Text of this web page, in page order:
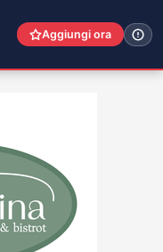
Aggiungi ora